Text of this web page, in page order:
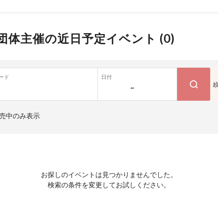
体主催の近日予定イベント (0)
ド 日付
~
中のみ表示
お探しのイベントは見つかりませんでした。
検索の条件を変更してお試しください。